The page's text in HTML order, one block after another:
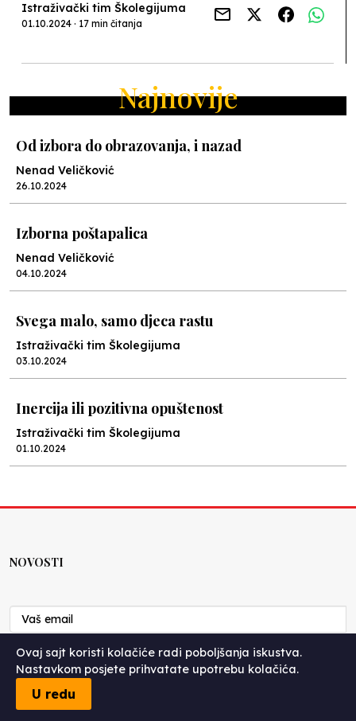
Istraživački tim Školegijuma
01.10.2024 · 17 min čitanja
Najnovije
Od izbora do obrazovanja, i nazad
Nenad Veličković
26.10.2024
Izborna poštapalica
Nenad Veličković
04.10.2024
Svega malo, samo djeca rastu
Istraživački tim Školegijuma
03.10.2024
Inercija ili pozitivna opuštenost
Istraživački tim Školegijuma
01.10.2024
izgradnji
Istraživački tim Školegijuma
Kad bi meni dali kišobran
NOVOSTI
Ovaj sajt koristi kolačiće radi poboljšanja iskustva.
Nastavkom posjete prihvatate upotrebu kolačića.
U redu